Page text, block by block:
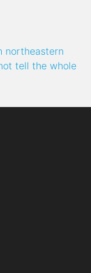
northeastern
tell the whole